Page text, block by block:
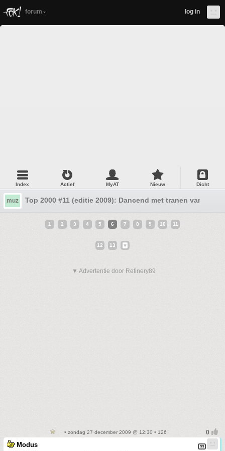
forum log in
Index Actief MyAT Nieuw Dicht
muz Top 2000 #11 (editie 2009): Dancend met tranen van geluk
1 2 3 4 5 6 7 8 9 10 11
12 13
▼ Advertentie door Refinery89
• zondag 27 december 2009 @ 12:30 • 126
Modus